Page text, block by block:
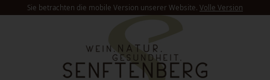
Sie betrachten die mobile Version unserer Website. Volle Version